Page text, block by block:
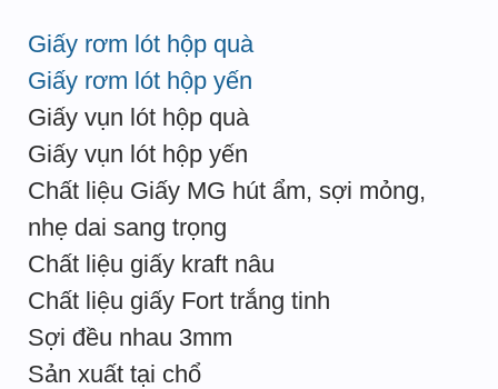
Giấy rơm lót hộp quà
Giấy rơm lót hộp yến
Giấy vụn lót hộp quà
Giấy vụn lót hộp yến
Chất liệu Giấy MG hút ẩm, sợi mỏng,
nhẹ dai sang trọng
Chất liệu giấy kraft nâu
Chất liệu giấy Fort trắng tinh
Sợi đều nhau 3mm
Sản xuất tại chổ